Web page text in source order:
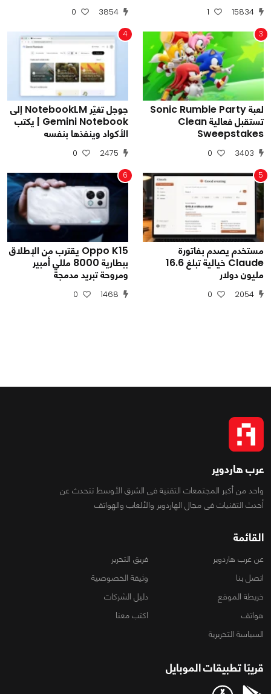
15834
1
3854
0
3
لعبة Sonic Rumble Party
تستقبل فعالية Clean
Sweepstakes
3403
0
4
جوجل تغيّر NotebookLM إلى
Gemini Notebook | يكتب
الأكواد وينفذها بنفسه
2475
0
5
مستخدم يصدم بفاتورة
Claude خيالية تبلغ 16.6
مليون دولار
2054
0
6
Oppo K15 يقترب من الإطلاق
ببطارية 8000 مللي أمبير
ومروحة تبريد مدمجة
1468
0
عرب هاردوير
واحد من أكبر المجتمعات التقنية فى الشرق الأوسط تتحدث عن
أحدث التقنيات فى مجال الهاردوير والألعاب والهواتف
القائمة
عن عرب هاردوير
فريق التحرير
اتصل بنا
وثيقة الخصوصية
خريطة الموقع
دليل الشركات
هواتف
اكتب معنا
السياسة التحريرية
قريبًا تطبيقات الموبايل